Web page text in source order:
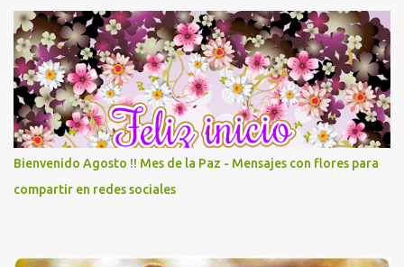
Bienvenido Agosto !! Mes de la Paz - Mensajes con flores para
compartir en redes sociales